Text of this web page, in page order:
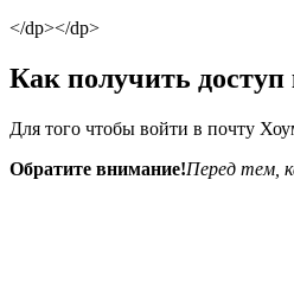
</dp></dp>
Как получить доступ
Для того чтобы войти в почту
Обратите внимание!Перед тем,